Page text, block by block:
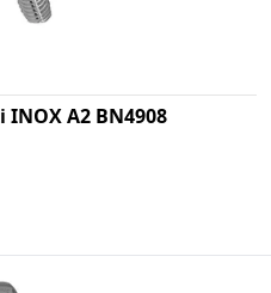
A2 BN4908